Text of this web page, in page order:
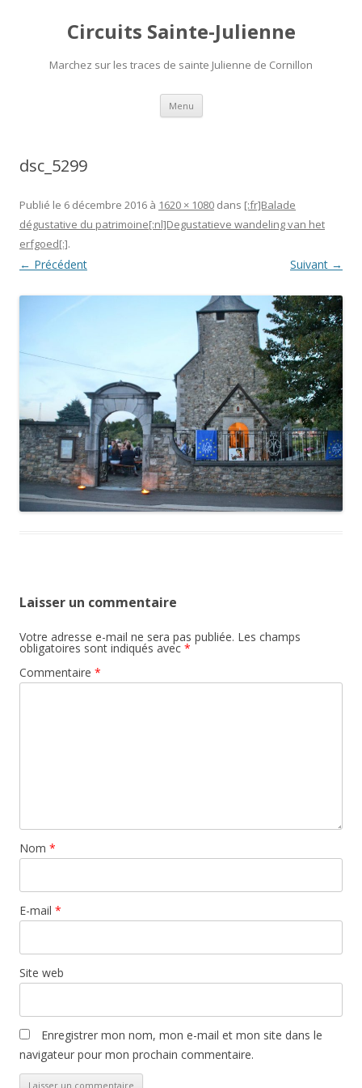
Circuits Sainte-Julienne
Marchez sur les traces de sainte Julienne de Cornillon
Menu Aller
contenu
dsc_5299
Publié le 6 décembre 2016 à 1620 × 1080 dans [:fr]Balade
dégustative du patrimoine[:nl]Degustatieve wandeling van het
erfgoed[:].
← Précédent Suivant →
Laisser un commentaire
Votre adresse e-mail ne sera pas publiée. Les champs
obligatoires sont indiqués avec *
Commentaire *
Nom *
E-mail *
Site web
Enregistrer mon nom, mon e-mail et mon site dans le
navigateur pour mon prochain commentaire.